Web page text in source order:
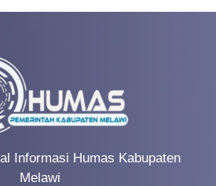
Informasi Humas Kabupaten
Melawi